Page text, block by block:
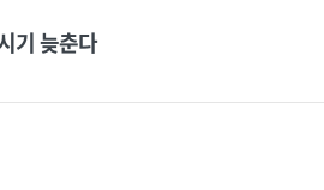
기 늦춘다